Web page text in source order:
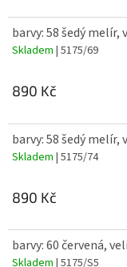
barvy: 58 šedý melír,
Skladem | 5175/69
890 Kč
barvy: 58 šedý
Skladem | 5175/74
890 Kč
barvy: 60 červená,
Skladem | 5175/S5